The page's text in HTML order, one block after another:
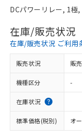
DCパワーリレー, 1極
在庫/販売状況
在庫/販売状況 ご利用
販売状況 販
機種区分 -
在庫状況
標準価格(税別) オ